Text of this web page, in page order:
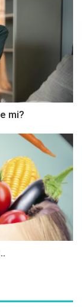
üzere 2 çeşidi
gibi pekmezi ,
Kendi
Benim
fakat
tavsiye
meyvedir. Hiç
da kış
öğlen
bir
de taze meyve
çok
peynir ile
kesici ve ödem
mi?